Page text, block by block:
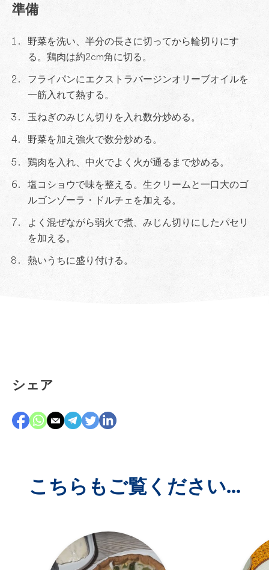
準備
野菜を洗い、半分の長さに切ってから輪切りにす
る。鶏肉は約2cm角に切る。
フライパンにエクストラバージンオリーブオイルを
一筋入れて熱する。
玉ねぎのみじん切りを入れ数分炒める。
野菜を加え強火で数分炒める。
鶏肉を入れ、中火でよく火が通るまで炒める。
塩コショウで味を整える。生クリームと一口大のゴ
ルゴンゾーラ・ドルチェを加える。
よく混ぜながら弱火で煮、みじん切りにしたパセリ
を加える。
熱いうちに盛り付ける。
シェア
こちらもご覧ください...